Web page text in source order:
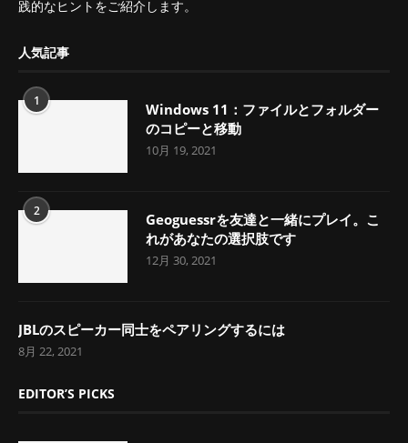
践的なヒントをご紹介します。
人気記事
1
Windows 11：ファイルとフォルダー
のコピーと移動
10月 19, 2021
2
Geoguessrを友達と一緒にプレイ。こ
れがあなたの選択肢です
12月 30, 2021
JBLのスピーカー同士をペアリングするには
8月 22, 2021
EDITOR’S PICKS